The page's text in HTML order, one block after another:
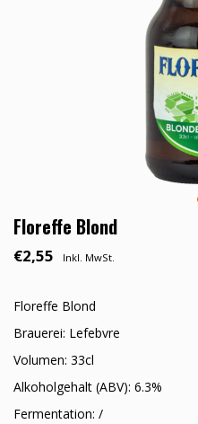
Floreffe Blond
€2,55 Inkl. MwSt.
Floreffe Blond
Brauerei: Lefebvre
Volumen: 33cl
Alkoholgehalt (ABV): 6.3%
Fermentation: /